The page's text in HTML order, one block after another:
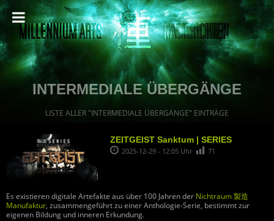
INTERMEDIALE ÜBERGÄNGE
LISTE ALLER "INTERMEDIALE ÜBERGÄNGE" EINTRÄGE
ZEITGEIST Sanktum | SERIES
2025-12-29 - 12:05 Uhr 71
Es existieren digitale Artefakte aus über 100 Jahren der Nichtraum 製造
Manufaktur, zusammengeführt zu einer Anthologie-Serie, bestimmt zur
eigenen Bildung und inneren Erkundung.